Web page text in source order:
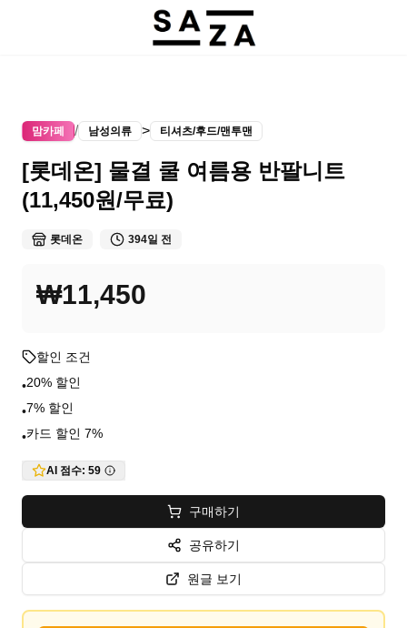
맘카페 / 남성의류 > 티셔츠/후드/맨투맨
[롯데온] 물결 쿨 여름용 반팔니트
(11,450원/무료)
롯데온 394일 전
₩11,450
할인 조건
•20% 할인
•7% 할인
•카드 할인 7%
AI 점수: 59
구매하기
공유하기
원글 보기